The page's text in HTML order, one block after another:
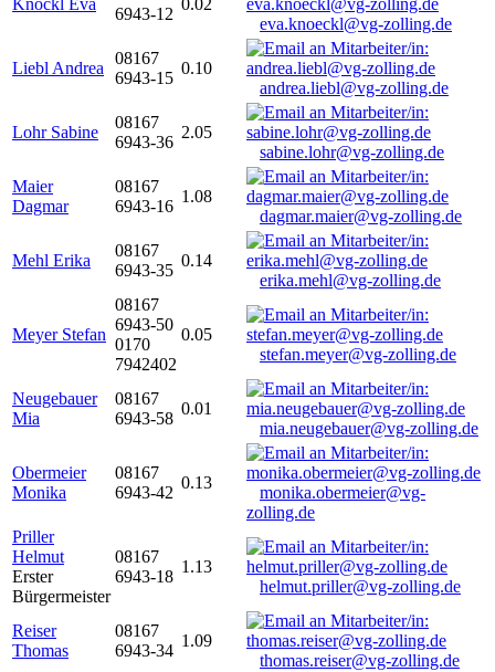
Knöckl Eva
6943-12
0.02
eva.knoeckl@vg-zolling.de
Liebl Andrea
08167
6943-15
0.10
andrea.liebl@vg-zolling.de
Lohr Sabine
08167
6943-36
2.05
sabine.lohr@vg-zolling.de
Maier
Dagmar
08167
6943-16
1.08
dagmar.maier@vg-zolling.de
Mehl Erika
08167
6943-35
0.14
erika.mehl@vg-zolling.de
Meyer Stefan
08167
6943-50
0170
7942402
0.05
stefan.meyer@vg-zolling.de
Neugebauer
Mia
08167
6943-58
0.01
mia.neugebauer@vg-zolling.de
Obermeier
Monika
08167
6943-42
0.13
monika.obermeier@vg-
zolling.de
Priller
Helmut
Erster
Bürgermeister
08167
6943-18
1.13
helmut.priller@vg-zolling.de
Reiser
Thomas
08167
6943-34
1.09
thomas.reiser@vg-zolling.de